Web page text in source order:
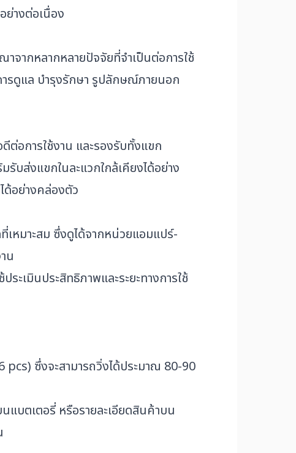
ย่างต่อเนื่อง
จากหลากหลายปัจจัยที่จำเป็นต่อการใช้
ารดูแล บำรุงรักษา รูปลักษณ์ภายนอก
อการใช้งาน และรองรับทั้งแขก
บส่งแขกในละแวกใกล้เคียงได้อย่าง
ด้อย่างคล่องตัว
หมาะสม ซึ่งดูได้จากหน่วยแอมแปร์-
น
ะเมินประสิทธิภาพและระยะทางการใช้
ซึ่งจะสามารถวิ่งได้ประมาณ 80-90
แบตเตอรี่ หรือรายละเอียดสินค้าบน